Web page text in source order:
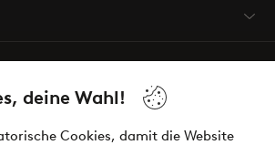
deine Wahl!
Cookies, damit die Website